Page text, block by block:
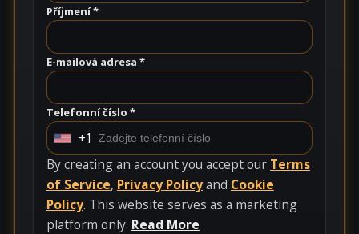
Příjmení *
E-mailová adresa *
Telefonní číslo *
U
n
i
t
e
+1
By creating an account you accept our Terms
of Service, Privacy Policyand Cookie
Policy. This website serves as a marketing
platform only. Read More